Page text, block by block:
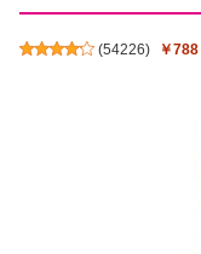
(54226) ￥788